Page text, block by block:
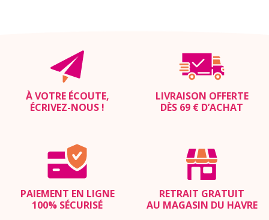
À VOTRE ÉCOUTE,
ÉCRIVEZ-NOUS !
LIVRAISON OFFERTE
DÈS 69 € D’ACHAT
PAIEMENT EN LIGNE
100% SÉCURISÉ
RETRAIT GRATUIT
AU MAGASIN DU HAVRE